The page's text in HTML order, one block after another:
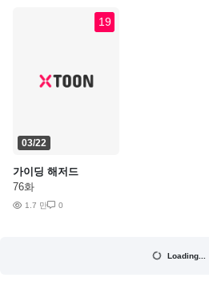
19
03/22
가이딩 해저드
76화
1.7 만 0
Loading...